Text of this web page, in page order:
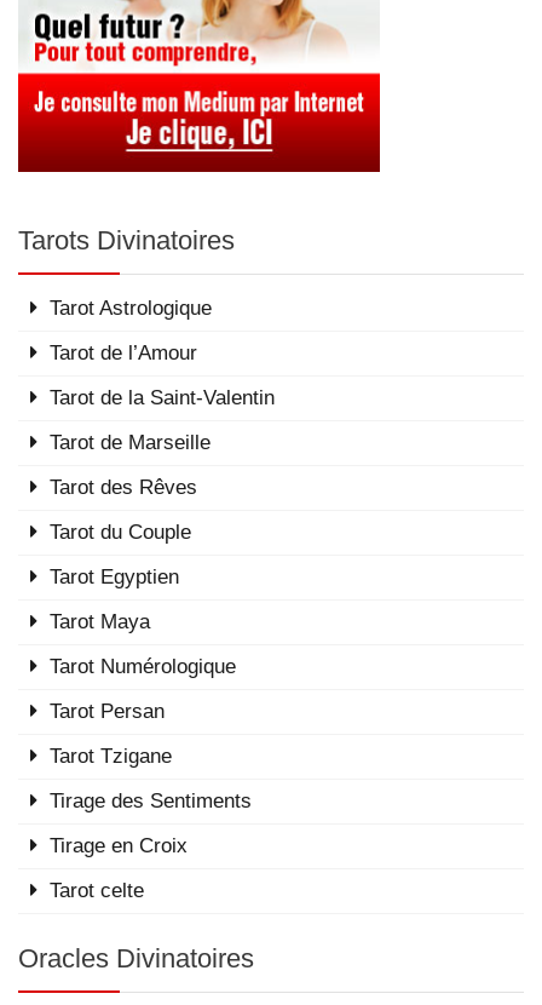
Tarots Divinatoires
Tarot Astrologique
Tarot de l’Amour
Tarot de la Saint-Valentin
Tarot de Marseille
Tarot des Rêves
Tarot du Couple
Tarot Egyptien
Tarot Maya
Tarot Numérologique
Tarot Persan
Tarot Tzigane
Tirage des Sentiments
Tirage en Croix
Tarot celte
Oracles Divinatoires